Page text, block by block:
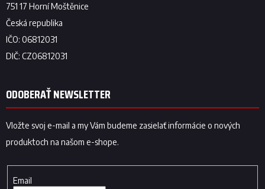
ODOBERAŤ NEWSLETTER
Vložte svoj e-mail a my Vám budeme zasielať informácie o nových
produktoch na našom e-shope.
Email